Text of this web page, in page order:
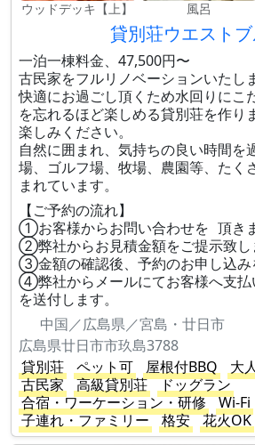
ウッドデッキ【上】 風呂
貸別荘ウエスト
一泊一棟料金、47,500円〜
古民家をフルリノベーションいたし
快適にお過ごし頂くため水回りにこ
を忘れるほど楽しめる貸別荘を作り
楽しみください。
自然に囲まれ、気持ちの良い時間を
場、ゴルフ場、牧場、農園等、たく
まれています。
【ご予約の流れ】
①お客様からお問い合わせを 頂きま
②弊社からお見積金額をご提示致し
③金額の確認後、予約のお申し込み
④弊社からメールにてお客様へ支払
を送付します。
中国／広島県／宮島・廿日市
広島県廿日市市玖島3788
貸別荘
ペット可 屋根付BBQ 大
古民家
高級貸別荘
ドッグラン
合宿・ワーケーション・研修
Wi-Fi
子連れ・ファミリー
格安 花火OK